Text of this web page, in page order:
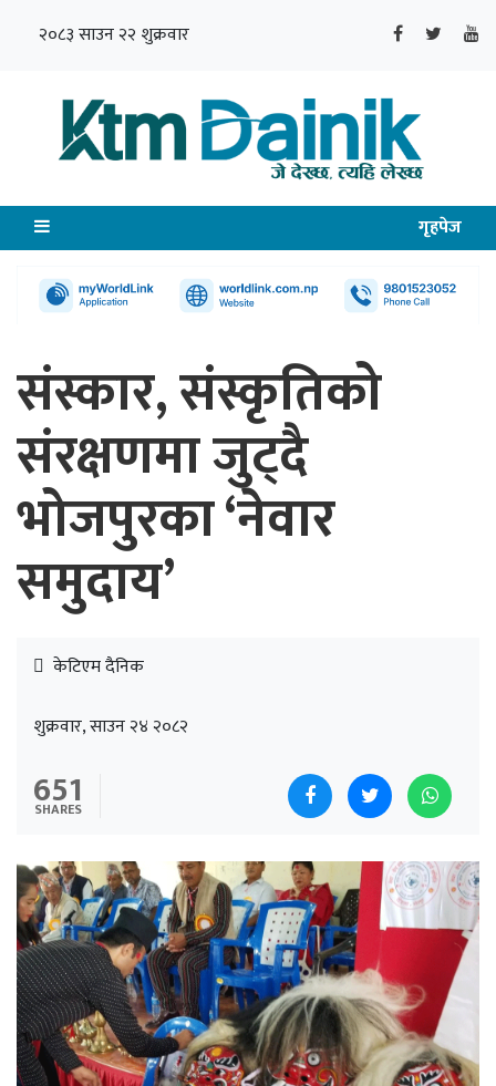
२०८३ साउन २२ शुक्रवार
गृहपेज
संस्कार, संस्कृतिको
संरक्षणमा जुट्दै
भोजपुरका ‘नेवार
समुदाय’
केटिएम दैनिक
शुक्रवार, साउन २४ २०८२
651
SHARES